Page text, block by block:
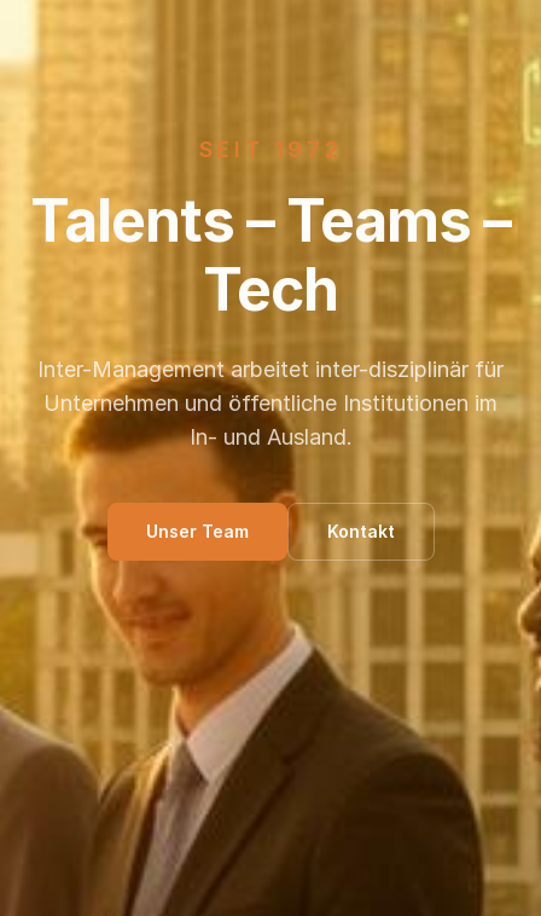
SEIT 1972
Talents – Teams –
Tech
Inter-Management arbeitet inter-disziplinär für
Unternehmen und öffentliche Institutionen im
In- und Ausland.
Unser Team Kontakt